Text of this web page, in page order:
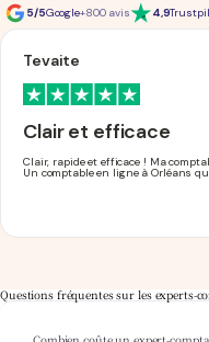
5/5Google+800 avis 4,9
Tevaite
Clair et efficace
Clair, rapide et efficace ! Ma
Un comptable en ligne à Orléans
Questions fréquentes sur les experts-